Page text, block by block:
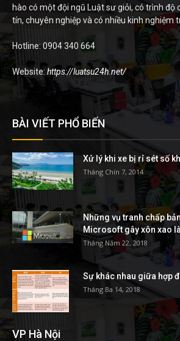
hào có một đội ngũ Luật sư giỏi, có trình độ
tín, chuyên nghiệp và có nhiều kinh nghiệm
Hotline: 0904 340 664
Website: https://luatsu24h.net/
BÀI VIẾT PHỔ BIẾN
Xử lý khi xe bị rỉ sét số
Tháng Chín 7, 2014
Những vụ tranh chấp
Microsoft gây xôn xao
Tháng Năm 22, 2018
Sự khác nhau giữa hợp
Tháng Ba 14, 2018
VP Hà Nội